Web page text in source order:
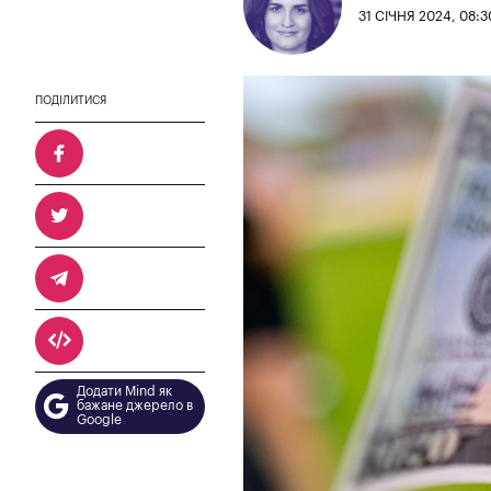
31 СІЧНЯ 2024,
ПОДІЛИТИСЯ
Додати Mind як
бажане джерело в
Google